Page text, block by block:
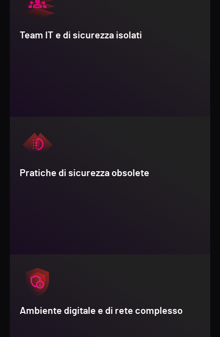
Team IT e di sicurezza isolati
Pratiche di sicurezza obsolete
Ambiente digitale e di rete complesso